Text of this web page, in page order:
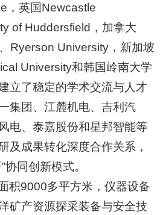
，英国Newcastle
of Huddersfield，加拿大
Ryerson University，新加坡
University和韩国岭南大学
立了稳定的学术交流与人才
集团、江麓机电、吉利汽
电、泰嘉股份和星邦智能等
及成果转化深度合作关系，
协同创新模式。
积9000多平方米，仪器设备
矿产资源探采装备与安全技